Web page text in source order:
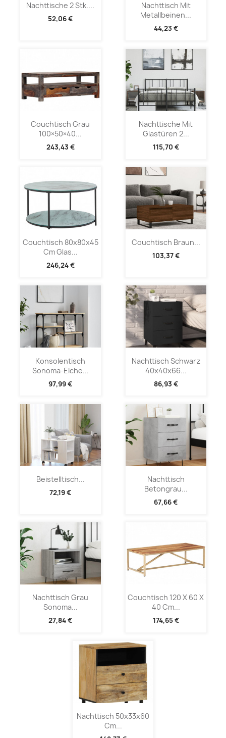
Nachttische 2 Stk....
52,06 €
Nachttisch Mit
Metallbeinen...
44,23 €
Couchtisch Grau
100×50×40...
243,43 €
Nachttische Mit
Glastüren 2...
115,70 €
Couchtisch 80x80x45
Cm Glas...
246,24 €
Couchtisch Braun...
103,37 €
Konsolentisch
Sonoma-Eiche...
97,99 €
Nachttisch Schwarz
40x40x66...
86,93 €
Beistelltisch...
72,19 €
Nachttisch
Betongrau...
67,66 €
Nachttisch Grau
Sonoma...
27,84 €
Couchtisch 120 X 60 X
40 Cm...
174,65 €
Nachttisch 50x33x60
Cm...